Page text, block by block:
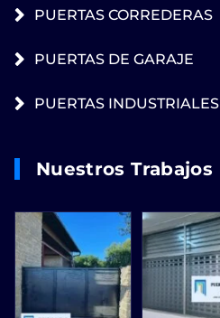
PUERTAS CORREDERAS
PUERTAS DE GARAJE
PUERTAS INDUSTRIALES
Nuestros Trabajos